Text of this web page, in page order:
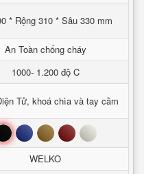
* Rộng 310 * Sâu 330 mm
An Toàn chống cháy
1000- 1.200 độ C
Tử, khoá chìa và tay cầm
Xanh Nâu Đỏ Trắng
WELKO